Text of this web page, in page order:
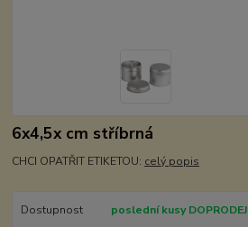
6x4,5x cm stříbrná
CHCI OPATŘIT ETIKETOU: celý popis
Dostupnost
poslední kusy DOPRODEJ